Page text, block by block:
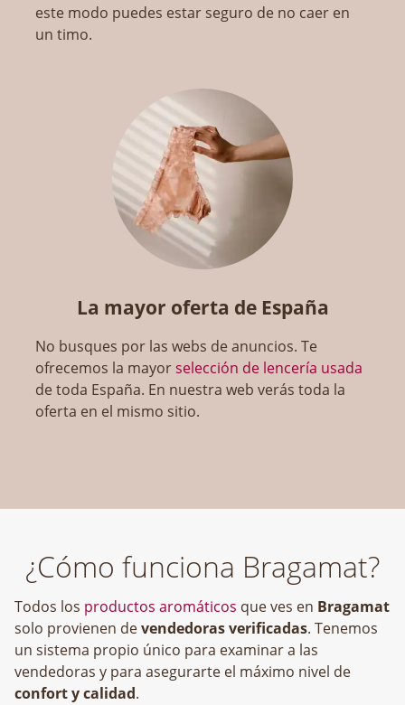
este modo puedes estar seguro de no caer en
un timo.
La mayor oferta de España
No busques por las webs de anuncios. Te
ofrecemos la mayorselección de lencería usada
de toda España. En nuestra web verás toda la
oferta en el mismo sitio.
¿Cómo funciona Bragamat?
Todos los productos aromáticos que ves en Bragamat
solo provienen devendedoras verificadas. Tenemos
un sistema propio único para examinar a las
vendedoras y para asegurarte el máximo nivel de
confort y calidad.